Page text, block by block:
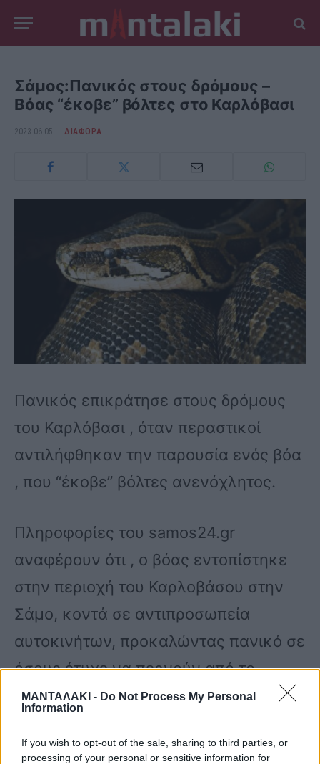
ΜΑΝΤΑΛΑΚΙ - Do Not Process My Personal
Information
If you wish to opt-out of the sale, sharing to third parties, or
processing of your personal or sensitive information for
Σάμος:Πανικός στους δρόμους –
Βόας “έκοβε” βόλτες στο Καρλόβασι
2023-06-05 ΔΙΆΦΟΡΑ
Πανικός επικράτησε στους δρόμους
του Καρλόβασι , όταν περαστικοί
αντιλήφθηκαν την παρουσία ενός βόα
, που “έκοβε” βόλτες ανενόχλητος.
Πληροφορίες του samos24.gr
αναφέρουν ότι , ο βόας εντοπίστηκε
στην περιοχή του Καρλοβάσου στην
Σάμο, κοντά σε αντιπροσωπεία
αυτοκινήτων, προκαλώντας πανικό σε
όσους έτυχε να περνούν από το
σημείο και τον είδαν.
Ένας ψύχραιμος κάτοικος απηύθυνε